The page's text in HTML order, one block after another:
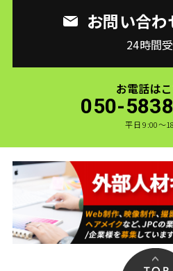
お問い合
24時間
お電話は
050-
平日 9:00〜